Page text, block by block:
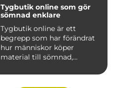
Tygbutik online som gör
sömnad enklare
Tygbutik online är ett
begrepp som har förändrat
hur människor köper
material till sömnad,